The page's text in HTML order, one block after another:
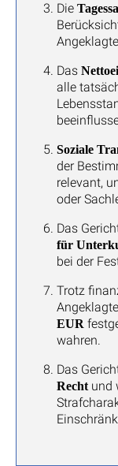
Die
Das
alle
Soziale
der
relevant,
oder
Das
für
bei der
Trotz
EUR
wahren.
Das
Rechtund